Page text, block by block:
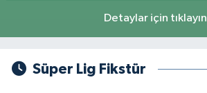
Detaylar için tıklayın
Süper Lig Fikstür